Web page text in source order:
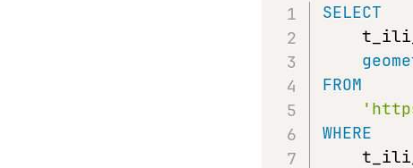
SELECT
FROM
WHERE